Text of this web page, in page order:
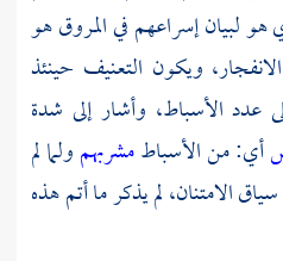
هو لبيان إسراعهم في المروق هو
ويكون التعنيف حينئذ
عدد الأسباط، وأشار إلى شدة
أي: من الأسباطمشربهمولما لم
الامتنان، لم يذكر ما أتم هذه